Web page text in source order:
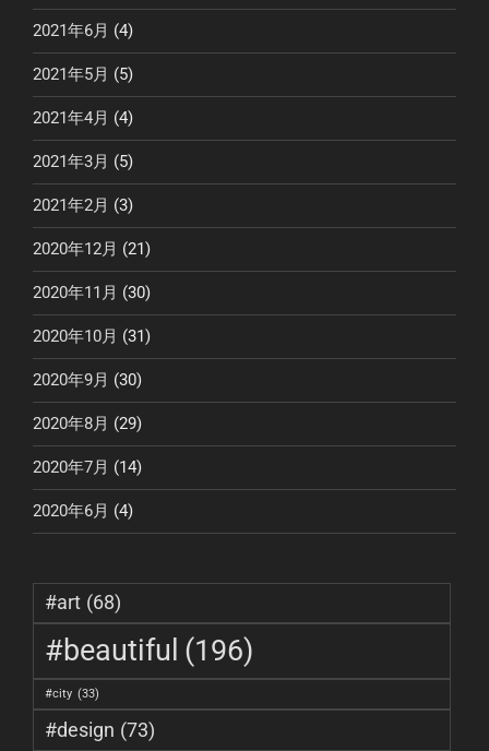
2021年6月 (4)
2021年5月 (5)
2021年4月 (4)
2021年3月 (5)
2021年2月 (3)
2020年12月 (21)
2020年11月 (30)
2020年10月 (31)
2020年9月 (30)
2020年8月 (29)
2020年7月 (14)
2020年6月 (4)
#art (68)
#beautiful (196)
#city (33)
#design (73)